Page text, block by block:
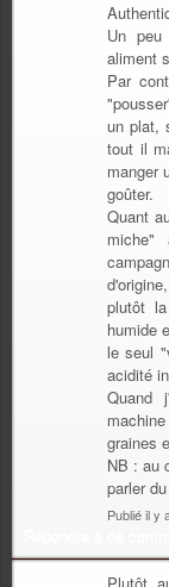
Un
aliment
Par
un plat,
tout il
manger
goûter.
Quant
miche"
plutôt
humide
le seul
acidité
Quand
graines
NB : au
parler
Publié il y